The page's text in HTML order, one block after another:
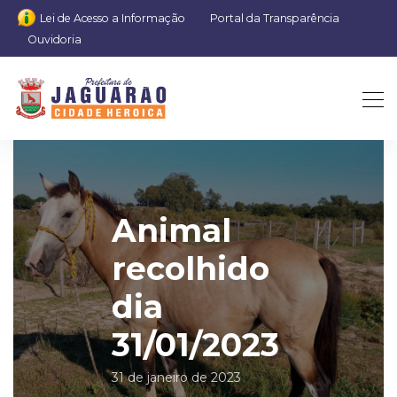
Lei de Acesso a Informação
Portal da Transparência
Ouvidoria
Animal
recolhido
dia
31/01/2023
31 de janeiro de 2023